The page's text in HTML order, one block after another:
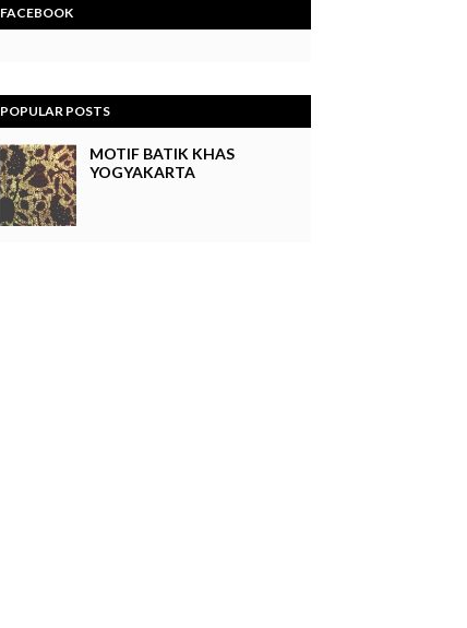
FACEBOOK
POPULAR POSTS
MOTIF BATIK KHAS
YOGYAKARTA